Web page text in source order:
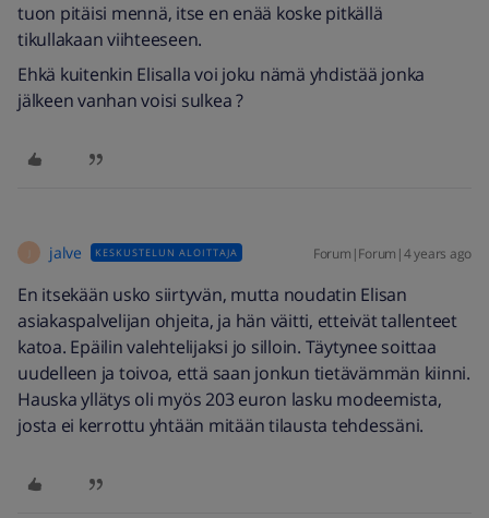
tuon pitäisi mennä, itse en enää koske pitkällä
tikullakaan viihteeseen.
Ehkä kuitenkin Elisalla voi joku nämä yhdistää jonka
jälkeen vanhan voisi sulkea ?
jalve KESKUSTELUN ALOITTAJA Forum|Forum|4 years ago
En itsekään usko siirtyvän, mutta noudatin Elisan
asiakaspalvelijan ohjeita, ja hän väitti, etteivät tallenteet
katoa. Epäilin valehtelijaksi jo silloin. Täytynee soittaa
uudelleen ja toivoa, että saan jonkun tietävämmän kiinni.
Hauska yllätys oli myös 203 euron lasku modeemista,
josta ei kerrottu yhtään mitään tilausta tehdessäni.